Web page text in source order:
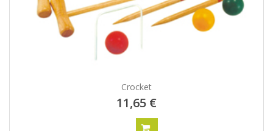
Crocket
11,65 €